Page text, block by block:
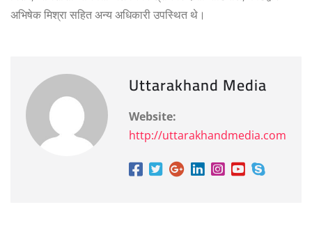
अभिषेक मिश्रा सहित अन्य अधिकारी उपस्थित थे।
Uttarakhand Media
Website:
http://uttarakhandmedia.com